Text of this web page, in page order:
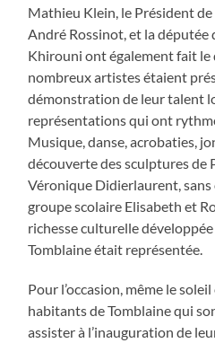
Mathieu Klein, le Président
André Rossinot, et la députée
Khirouni ont également fait le
nombreux artistes étaient
démonstration de leur talent
représentations qui ont
Musique, danse, acrobaties,
découverte des sculptures de
Véronique Didierlaurent,
groupe scolaire Elisabeth et
richesse culturelle
Tomblaine était représentée.
Pour l’occasion, même le
habitants de Tomblaine qui
assister à l’inauguration de